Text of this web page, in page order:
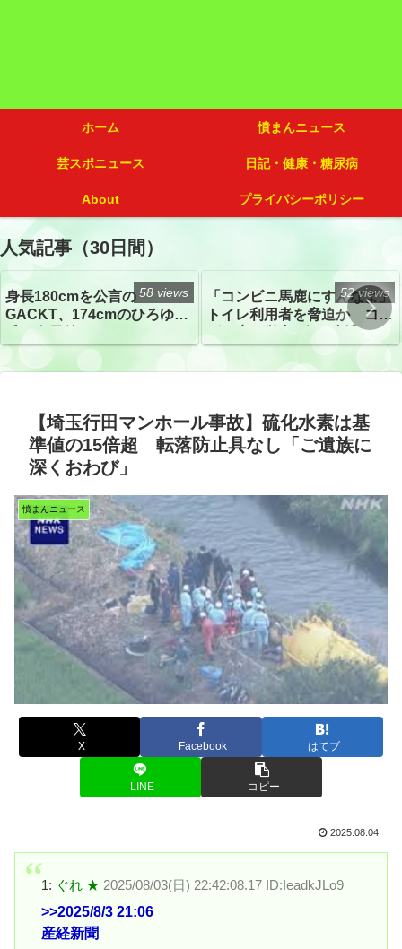
ホーム 憤まんニュース
芸スポニュース 日記・健康・糖尿病
About プライバシーポリシー
人気記事（30日間）
身長180cmを公言の
GACKT、174cmのひろゆき
トざわつき イベントでの写
真が話題
58 views
「コンビニ馬鹿にすんなよ」
トイレ利用者を脅迫か コン
52 views
【埼玉行田マンホール事故】硫化水素は基
準値の15倍超 転落防止具なし「ご遺族に
深くおわび」
憤まんニュース
X Facebook はてブ
LINE コピー
2025.08.04
1: ぐれ ★ 2025/08/03(日) 22:42:08.17 ID:IeadkJLo9
>>2025/8/3 21:06
産経新聞